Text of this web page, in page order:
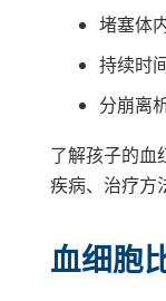
堵塞体
持续时
分崩离
了解孩子的血
疾病、治疗方
血细胞